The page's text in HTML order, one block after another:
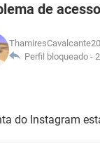
de
Perfil bloqueado -
do Instagram